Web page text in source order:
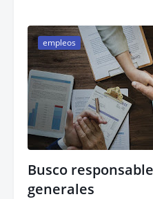
empleos
Busco
generales